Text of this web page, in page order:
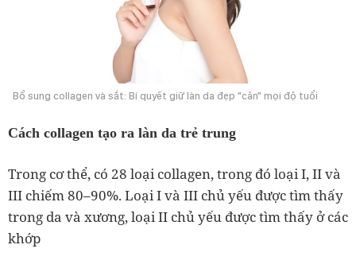
Bổ sung collagen và sắt: Bí quyết giữ làn da đẹp "cân" mọi độ tuổi
Cách collagen tạo ra làn da trẻ trung
Trong cơ thể, có 28 loại collagen, trong đó loại I, II và
III chiếm 80–90%. Loại I và III chủ yếu được tìm thấy
trong da và xương, loại II chủ yếu được tìm thấy ở các
khớp